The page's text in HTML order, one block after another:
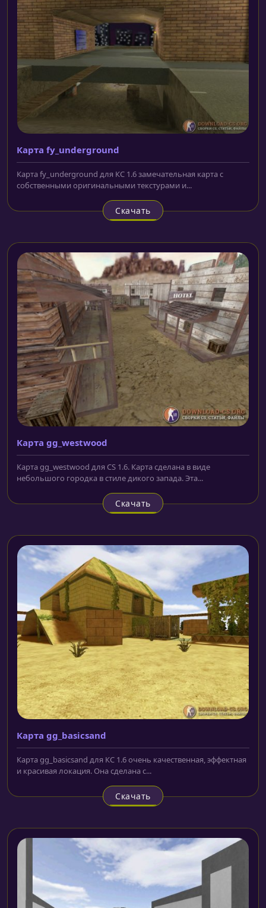
Карта fy_underground
Карта fy_underground для КС 1.6 замечательная карта с
собственными оригинальными текстурами и...
Скачать
Карта gg_westwood
Карта gg_westwood для CS 1.6. Карта сделана в виде
небольшого городка в стиле дикого запада. Эта...
Скачать
Карта gg_basicsand
Карта gg_basicsand для КС 1.6 очень качественная, эффектная
и красивая локация. Она сделана с...
Скачать